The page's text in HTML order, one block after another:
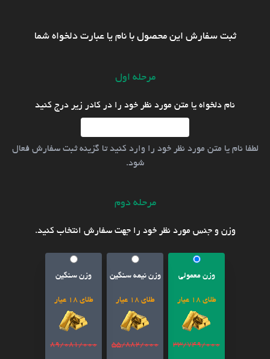
ثبت سفارش این محصول با نام یا عبارت دلخواه شما
مرحله اول
نام دلخواه یا متن مورد نظر خود را در کادر زیر درج کنید
لطفا نام یا متن مورد نظر خود را وارد کنید تا گزینه ثبت سفارش فعال
شود.
مرحله دوم
وزن و جنس مورد نظر خود را جهت سفارش انتخاب کنید.
وزن معمولی
طلای 18 عیار
33/749/000
وزن نیمه سنگین
طلای 18 عیار
55/882/000
وزن سنگین
طلای 18 عیار
89/081/000